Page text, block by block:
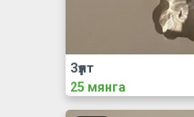
Зүүлт
25 мянга